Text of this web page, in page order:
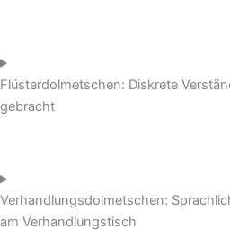
Flüsterdolmetschen: Diskrete
gebracht
Verhandlungsdolmetschen:
am Verhandlungstisch